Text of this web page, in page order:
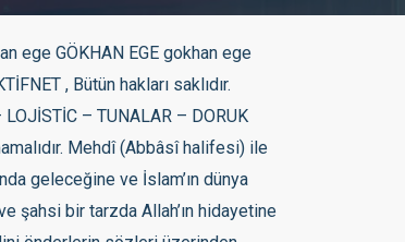
fikirlerinden etkilenmiş olsalar da, kendi sosyal şartlarına uygun olarak farklı bir Mehdî profili (veya profilleri) ortaya koydular. Şiî önderler yeni bir kurtarıcı beklemek yerine, On İkinci İmam’ın ölmeyip Gayba’ya girdiği ve ileride yeniden ortaya çıkacağını ileri sürdüler. Şiîlikte Mehdîlik iddiaları, ileride gelecek bir Şiî hükûmetin sembolü olarak kullanılmaktaydı. Fakat sonraları Şiî ekol Mehdî’yi gerçek manada anladı ve İmamiye kolu onu beklemeyi bir inanç esası haline getirdi. Mehdî’ye birçok vasıflar yükleyerek, hakkında rivayetler uydurdular.[27] Yüzlerce sayı ile ifade edilebilecek bu rivayetler günümüzde sünnni kesim tarafından da makbul sayılan pek çok kaynakta yer almaktadır. İnanç hicri 3. Yüzyılın sonlarından itibaren İslam dünyasına yerleşmiştir. Mehdicilik hareketleri İbn Tumart, Tevhid’e ağırlık veren ve Malikî mezhebini eleştiren hareketi başlatarak 1121’de kendini Mehdi ilan etmiş ve Murabıtları yıkmayı amaçlamıştır. 1130’de İbn Tumart ölmüş ve ardından Abdül Mumin tarafından Muvahhidler kurulmuştur. Dünyada Mehdîci hareketlere dayanan diğer isyanların meydana geldiği ülkeler ve yılları; Kuzey Nijerya (1804), Hindistan (1820, 1828 ve 1880), Java (1825), İran (1844), Cezayir (1849, 1860 ve 1879), Senegal (1854), Sudan (1881) ve Somali. Osmanlı’da Mehdîci hareketler olarak kabul edilen Rafızî isyanları önemli yer tutmaktadır. Bu hareketlerin ilk örnekleri 1240 yılındaki Babai Ayaklanması, son örneği ise 1665 tarihindeki Seyyid Abdullah isyanıdır. 1511 deki Şahkulu isyanı, 1520’de Bozoklu Celal ve 1527 tarihli Şah Kalender isyanları ihtilalci Mehdîci hareketlerin önemlileri olup 1525-1528 tarihleri arasında Adana ve Orta Anadolu’da ortaya çıkan küçük çaplı hareketler de vardır. İsyan önderlerinin tamamına yakını, müritleri tarafından şeyh olarak görülen, kendilerini Mehdî ilan etmeden evvel, bir mağaraya çekilerek uzun bir süre inziva hayatı yaşayan, inzivadan çıktıktan sonra Allah ile temas kurduklarını ve O’nun kendisini görevlendirdiğini açıklayarak ayaklanmayı başlatan kişilerden oluşur. Osmanlı p